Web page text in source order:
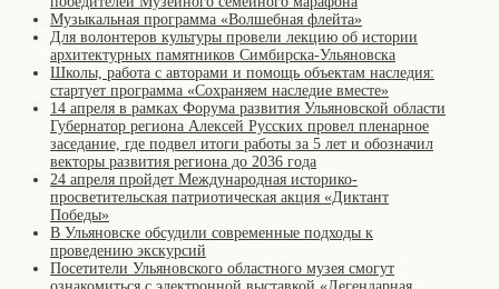
Музыкальная программа «Волшебная флейта»
Для волонтеров культуры провели лекцию об истории
архитектурных памятников Симбирска-Ульяновска
Школы, работа с авторами и помощь объектам наследия:
стартует программа «Сохраняем наследие вместе»
14 апреля в рамках Форума развития Ульяновской области
Губернатор региона Алексей Русских провел пленарное
заседание, где подвел итоги работы за 5 лет и обозначил
векторы развития региона до 2036 года
24 апреля пройдет Международная историко-
просветительская патриотическая акция «Диктант
Победы»
В Ульяновске обсудили современные подходы к
проведению экскурсий
Посетители Ульяновского областного музея смогут